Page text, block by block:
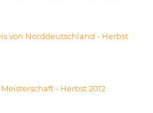
von Norddeutschland - Herbst
- Herbst 2012